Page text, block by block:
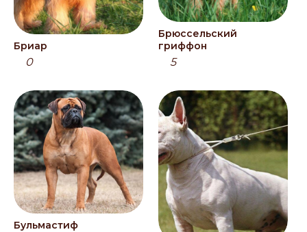
Бриар
0
Бульмастиф
Брюссельский
гриффон
5